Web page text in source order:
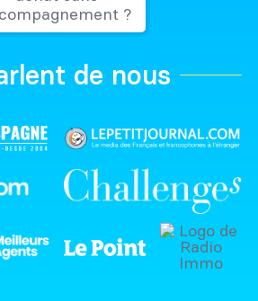
?
de nous